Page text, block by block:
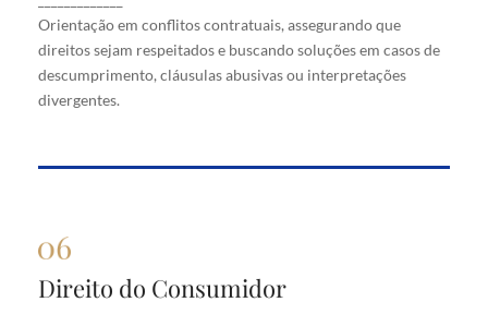
Orientação em conflitos contratuais, assegurando que
direitos sejam respeitados e buscando soluções em casos de
descumprimento, cláusulas abusivas ou interpretações
divergentes.
que direitos sejam respeitados e buscando soluções
em casos de descumprimento, cláusulas abusivas
ou interpretações divergentes.
Direito do Consumidor
Direito do Consumidor